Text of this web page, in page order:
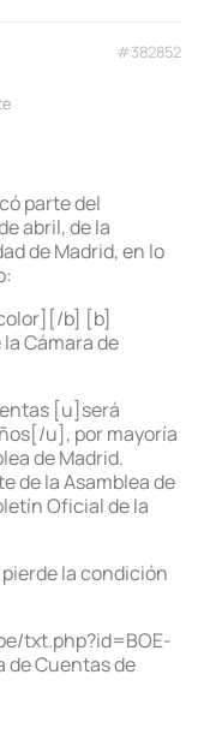
#382852
parte del
abril, de la
de Madrid, en lo
b] [b]
Cámara de
[u]será
u], por mayoría
de Madrid.
de la Asamblea de
Oficial de la
la condición
txt.php?id=BOE-
de Cuentas de